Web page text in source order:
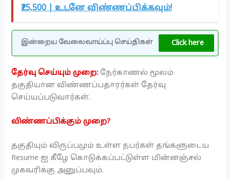
₹25,500 | உடனே விண்ணப்பிக்கவும்!
இன்றைய வேலைவாய்ப்பு செய்திகள் Click here
தேர்வு செய்யும் முறை: நேர்காணல் மூலம்
தகுதியான விண்ணப்பதாரர்கள் தேர்வு
செய்யப்படுவார்கள்.
விண்ணப்பிக்கும் முறை?
தகுதியும் விருப்பமும் உள்ள நபர்கள் தங்களுடைய
Resume ஐ கீழே கொடுக்கப்பட்டுள்ள மின்னஞ்சல்
முகவரிக்கு அனுப்பவும்.